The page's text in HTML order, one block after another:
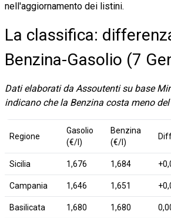
nell'aggiornamento dei listini.
La classifica:
Benzina-Gasolio (7
Dati elaborati da Assoutenti su base
indicano che la Benzina costa meno
Regione
Gasolio
(€/l)
Benzina
(€/l)
Sicilia 1,676 1,684
Campania 1,646 1,651
Basilicata 1,680 1,680